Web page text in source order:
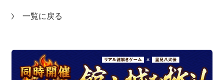
一覧に戻る